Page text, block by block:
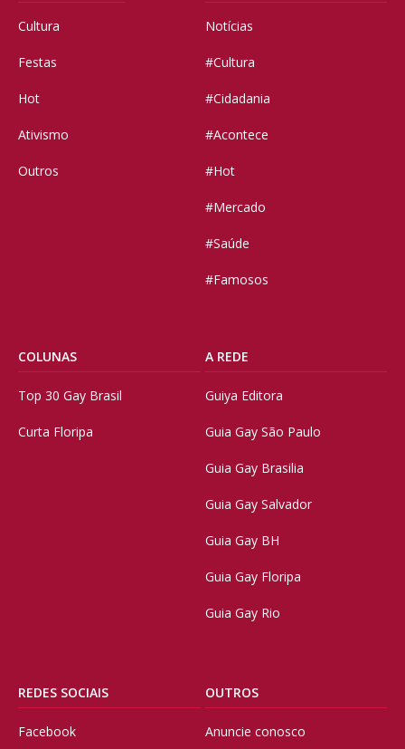
Cultura
Festas
Hot
Ativismo
Outros
Notícias
#Cultura
#Cidadania
#Acontece
#Hot
#Mercado
#Saúde
#Famosos
COLUNAS
Top 30 Gay Brasil
Curta Floripa
A REDE
Guiya Editora
Guia Gay São Paulo
Guia Gay Brasilia
Guia Gay Salvador
Guia Gay BH
Guia Gay Floripa
Guia Gay Rio
REDES SOCIAIS
Facebook
OUTROS
Anuncie conosco